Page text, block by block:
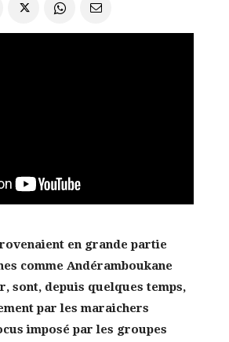
en grande partie
comme Andéramboukane
sont, depuis quelques temps,
par les maraichers
imposé par les groupes